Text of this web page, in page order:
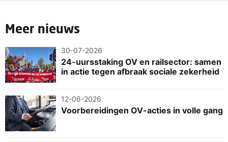
Meer nieuws
30-07-2026
24-uursstaking OV en railsector: samen
in actie tegen afbraak sociale zekerheid
12-06-2026
Voorbereidingen OV-acties in volle gang